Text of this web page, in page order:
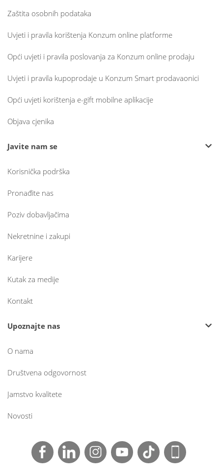
Zaštita osobnih podataka
Uvjeti i pravila korištenja Konzum online platforme
Opći uvjeti i pravila poslovanja za Konzum online prodaju
Uvjeti i pravila kupoprodaje u Konzum Smart prodavaonici
Opći uvjeti korištenja e-gift mobilne aplikacije
Objava cjenika
Javite nam se
Korisnička podrška
Pronađite nas
Poziv dobavljačima
Nekretnine i zakupi
Karijere
Kutak za medije
Kontakt
Upoznajte nas
O nama
Društvena odgovornost
Jamstvo kvalitete
Novosti